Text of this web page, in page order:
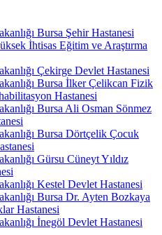
Bursa Şehir Hastanesi
İhtisas Eğitim ve Araştırma
Çekirge Devlet Hastanesi
Bursa İlker Çelikcan Fizik
Hastanesi
Bursa Ali Osman Sönmez
Bursa Dörtçelik Çocuk
Gürsu Cüneyt Yıldız
Kestel Devlet Hastanesi
Bursa Dr. Ayten Bozkaya
Hastanesi
İnegöl Devlet Hastanesi